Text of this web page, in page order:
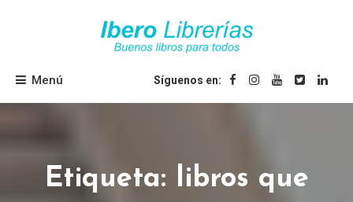
Ibero Librerías
Menú Síguenos en:
Etiqueta: libros que